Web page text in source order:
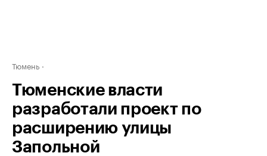
Тюмень
Тюменские власти
разработали проект по
расширению улицы
Запольной